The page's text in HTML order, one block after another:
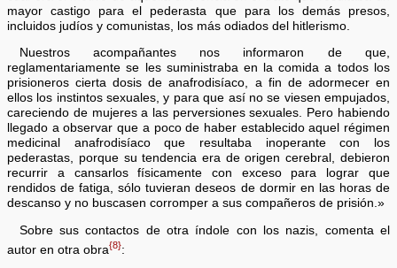
mayor castigo para el pederasta que para los demás presos,
incluidos judíos y comunistas, los más odiados del hitlerismo.
Nuestros acompañantes nos informaron de que,
reglamentariamente se les suministraba en la comida a todos los
prisioneros cierta dosis de anafrodisíaco, a fin de adormecer en
ellos los instintos sexuales, y para que así no se viesen empujados,
careciendo de mujeres a las perversiones sexuales. Pero habiendo
llegado a observar que a poco de haber establecido aquel régimen
medicinal anafrodisíaco que resultaba inoperante con los
pederastas, porque su tendencia era de origen cerebral, debieron
recurrir a cansarlos físicamente con exceso para lograr que
rendidos de fatiga, sólo tuvieran deseos de dormir en las horas de
descanso y no buscasen corromper a sus compañeros de prisión.»
Sobre sus contactos de otra índole con los nazis, comenta el
autor en otra obra{8}: